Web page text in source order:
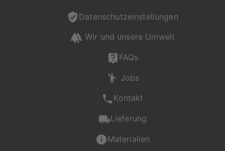
"On Demand" für dich
individuell für dich
Liebe zum Detail
persönliches
Datenschutzeinstellungen
Wir und unsere Umwelt
FAQs
Jobs
Kontakt
Lieferung
Materialien